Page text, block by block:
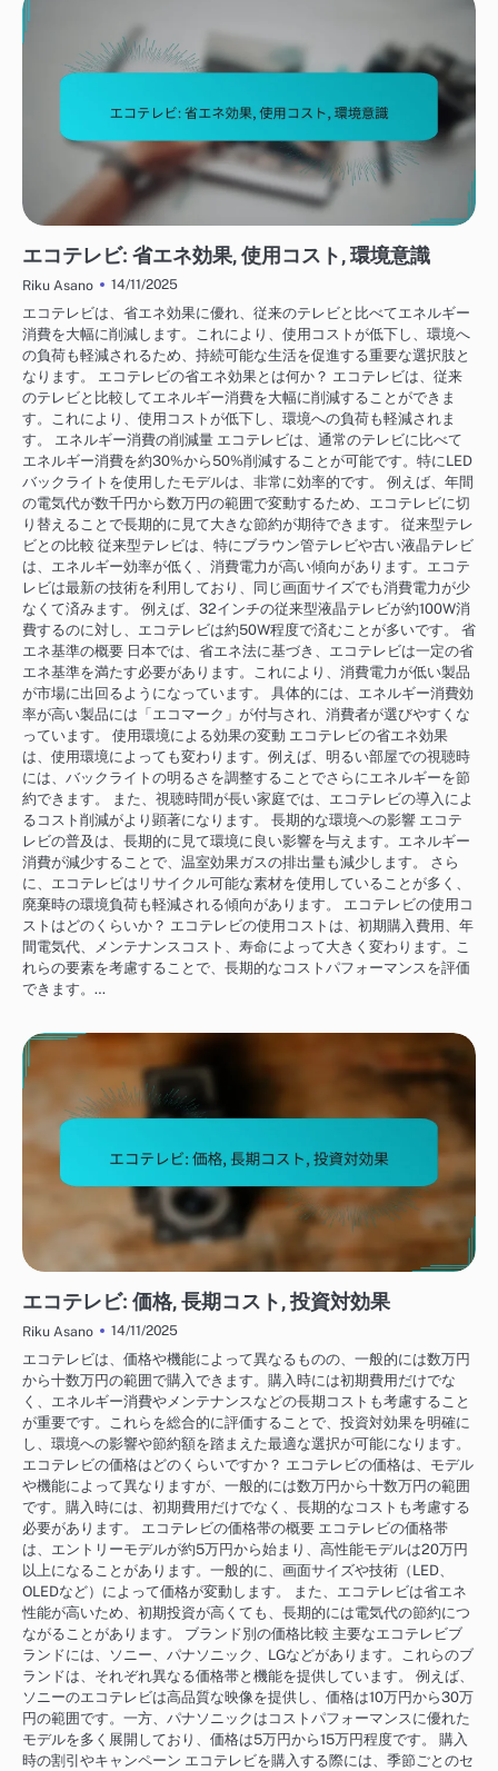
エコテレビ: 省エネ効果, 使用コスト, 環境意識
Riku Asano
14/11/2025
エコテレビは、省エネ効果に優れ、従来のテレビと比べてエネルギー
消費を大幅に削減します。これにより、使用コストが低下し、環境へ
の負荷も軽減されるため、持続可能な生活を促進する重要な選択肢と
なります。 エコテレビの省エネ効果とは何か？ エコテレビは、従来
のテレビと比較してエネルギー消費を大幅に削減することができま
す。これにより、使用コストが低下し、環境への負荷も軽減されま
す。 エネルギー消費の削減量 エコテレビは、通常のテレビに比べて
エネルギー消費を約30%から50%削減することが可能です。特にLED
バックライトを使用したモデルは、非常に効率的です。 例えば、年間
の電気代が数千円から数万円の範囲で変動するため、エコテレビに切
り替えることで長期的に見て大きな節約が期待できます。 従来型テレ
ビとの比較 従来型テレビは、特にブラウン管テレビや古い液晶テレビ
は、エネルギー効率が低く、消費電力が高い傾向があります。エコテ
レビは最新の技術を利用しており、同じ画面サイズでも消費電力が少
なくて済みます。 例えば、32インチの従来型液晶テレビが約100W消
費するのに対し、エコテレビは約50W程度で済むことが多いです。 省
エネ基準の概要 日本では、省エネ法に基づき、エコテレビは一定の省
エネ基準を満たす必要があります。これにより、消費電力が低い製品
が市場に出回るようになっています。 具体的には、エネルギー消費効
率が高い製品には「エコマーク」が付与され、消費者が選びやすくな
っています。 使用環境による効果の変動 エコテレビの省エネ効果
は、使用環境によっても変わります。例えば、明るい部屋での視聴時
には、バックライトの明るさを調整することでさらにエネルギーを節
約できます。 また、視聴時間が長い家庭では、エコテレビの導入によ
るコスト削減がより顕著になります。 長期的な環境への影響 エコテ
レビの普及は、長期的に見て環境に良い影響を与えます。エネルギー
消費が減少することで、温室効果ガスの排出量も減少します。 さら
に、エコテレビはリサイクル可能な素材を使用していることが多く、
廃棄時の環境負荷も軽減される傾向があります。 エコテレビの使用コ
ストはどのくらいか？ エコテレビの使用コストは、初期購入費用、年
間電気代、メンテナンスコスト、寿命によって大きく変わります。こ
れらの要素を考慮することで、長期的なコストパフォーマンスを評価
できます。…
エコテレビ: 価格, 長期コスト, 投資対効果
Riku Asano
14/11/2025
エコテレビは、価格や機能によって異なるものの、一般的には数万円
から十数万円の範囲で購入できます。購入時には初期費用だけでな
く、エネルギー消費やメンテナンスなどの長期コストも考慮すること
が重要です。これらを総合的に評価することで、投資対効果を明確に
し、環境への影響や節約額を踏まえた最適な選択が可能になります。
エコテレビの価格はどのくらいですか？ エコテレビの価格は、モデル
や機能によって異なりますが、一般的には数万円から十数万円の範囲
です。購入時には、初期費用だけでなく、長期的なコストも考慮する
必要があります。 エコテレビの価格帯の概要 エコテレビの価格帯
は、エントリーモデルが約5万円から始まり、高性能モデルは20万円
以上になることがあります。一般的に、画面サイズや技術（LED、
OLEDなど）によって価格が変動します。 また、エコテレビは省エネ
性能が高いため、初期投資が高くても、長期的には電気代の節約につ
ながることがあります。 ブランド別の価格比較 主要なエコテレビブ
ランドには、ソニー、パナソニック、LGなどがあります。これらのブ
ランドは、それぞれ異なる価格帯と機能を提供しています。 例えば、
ソニーのエコテレビは高品質な映像を提供し、価格は10万円から30万
円の範囲です。一方、パナソニックはコストパフォーマンスに優れた
モデルを多く展開しており、価格は5万円から15万円程度です。 購入
時の割引やキャンペーン エコテレビを購入する際には、季節ごとのセ